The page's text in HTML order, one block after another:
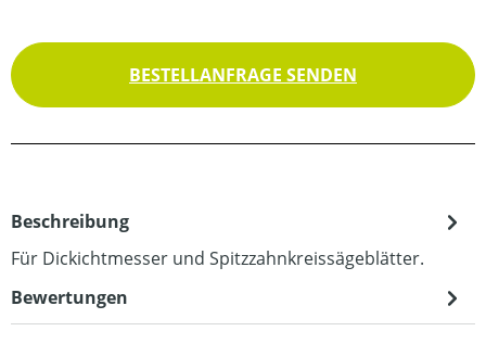
BESTELLANFRAGE SENDEN
Beschreibung
Für Dickichtmesser und Spitzzahnkreissägeblätter.
Bewertungen